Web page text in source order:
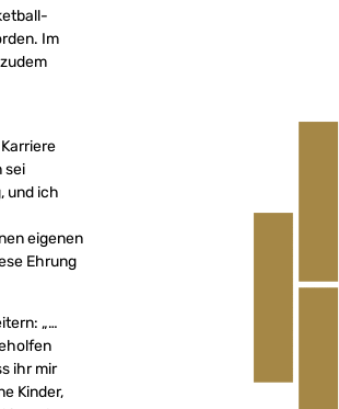
Im
sei
und ich
eigenen
Ehrung
„…
ihr mir
Kinder,